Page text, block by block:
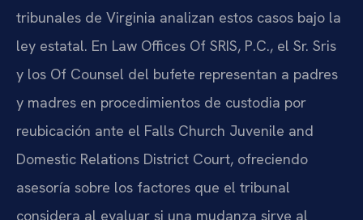
tribunales de Virginia analizan estos casos bajo la
ley estatal. En Law Offices Of SRIS, P.C., el Sr. Sris
y los Of Counsel del bufete representan a padres
y madres en procedimientos de custodia por
reubicación ante el Falls Church Juvenile and
Domestic Relations District Court, ofreciendo
asesoría sobre los factores que el tribunal
considera al evaluar si una mudanza sirve al